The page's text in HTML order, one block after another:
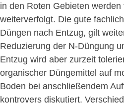
in den Roten Gebieten werden
weiterverfolgt. Die gute
Düngen nach Entzug, gilt
Reduzierung der N-Düngung
Entzug wird aber zurzeit
organischer Düngemittel auf
Boden bei anschließendem
kontrovers diskutiert.